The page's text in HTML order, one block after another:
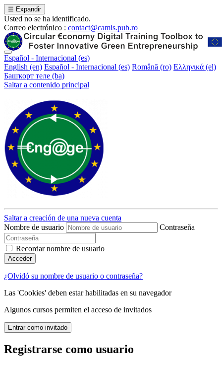
☰ Expandir
Usted no se ha identificado.
Correo electrónico : contact@camis.pub.ro
Español - Internacional ‎(es)‎
English ‎(en)‎ Español - Internacional ‎(es)‎ Română ‎(ro)‎ Ελληνικά ‎(el)‎
Башҡорт теле ‎(ba)‎
Saltar a contenido principal
Saltar a creación de una nueva cuenta
Nombre de usuario
Contraseña
Recordar nombre de usuario
Acceder
¿Olvidó su nombre de usuario o contraseña?
Las 'Cookies' deben estar habilitadas en su navegador
Algunos cursos permiten el acceso de invitados
Entrar como invitado
Registrarse como usuario